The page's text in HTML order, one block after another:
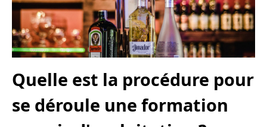
Quelle est la procédure pour
se déroule une formation